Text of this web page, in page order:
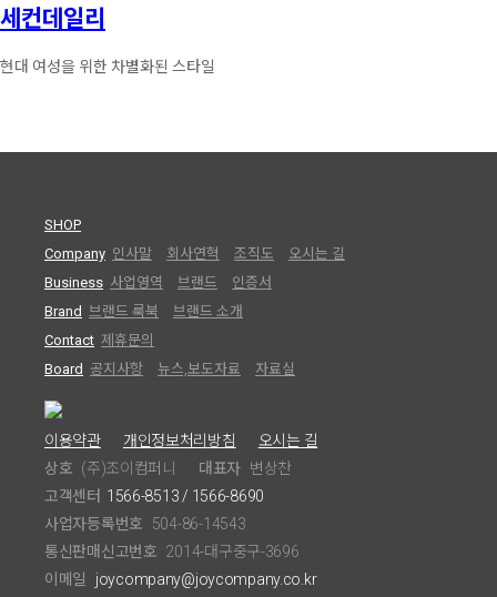
세컨데일리
현대 여성을 위한 차별화된 스타일
SHOP
Company 인사말 회사연혁 조직도
오시는 길
Business 사업영역 브랜드
인증서
Brand 브랜드 룩북
브랜드 소개
Contact 제휴문의
Board 공지사항 뉴스,보도자료 자료실
이용약관 개인정보처리방침
오시는 길
상호 (주)조이컴퍼니 대표자 변상찬
고객센터 1566-8513 / 1566-8690
사업자등록번호
504-86-14543
통신판매신고번호 2014-대구중구-3696
이메일
joycompany@joycompany.co.kr